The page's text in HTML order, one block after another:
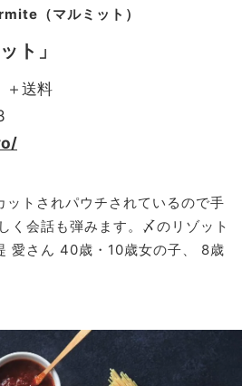
（マルミット）
ト」
＋送料
ットされパウチされているので手
く会話も弾みます。〆のリゾット
愛 さん 40歳・10歳女の子、 8歳